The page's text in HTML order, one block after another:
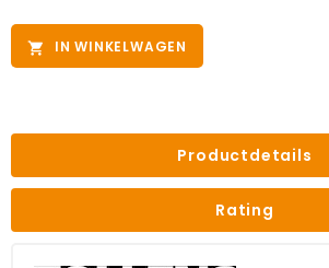
 IN WINKELWAGEN
Productdetails
Rating